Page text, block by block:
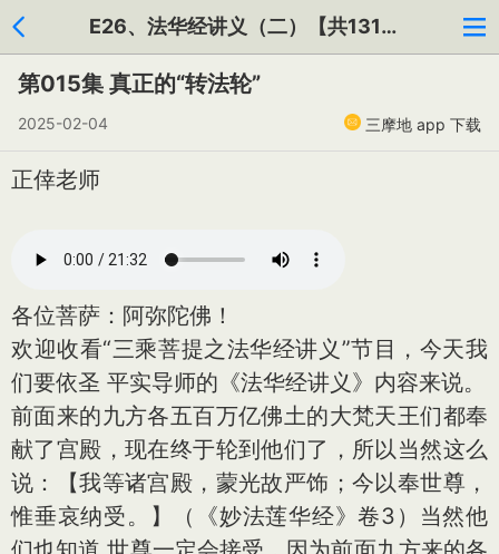
E26、法华经讲义（二）【共131集】
第015集 真正的“转法轮”
2025-02-04 三摩地 app 下载
正倖老师
各位菩萨：阿弥陀佛！
欢迎收看“三乘菩提之法华经讲义”节目，今天我
们要依圣 平实导师的《法华经讲义》内容来说。
前面来的九方各五百万亿佛土的大梵天王们都奉
献了宫殿，现在终于轮到他们了，所以当然这么
说：【我等诸宫殿，蒙光故严饰；今以奉世尊，
惟垂哀纳受。】（《妙法莲华经》卷3）当然他